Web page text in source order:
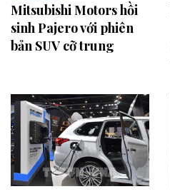
Mitsubishi Motors hồi
sinh Pajero với phiên
bản SUV cỡ trung